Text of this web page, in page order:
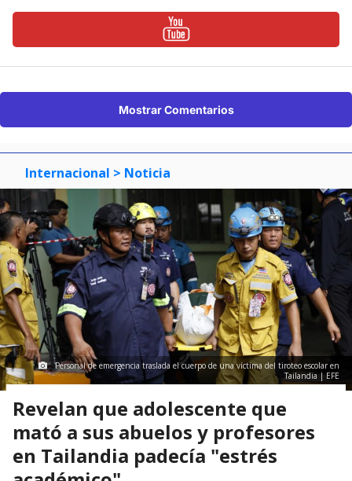
Mostrar Comentarios
Internacional > Noticia
Personal de emergencia traslada el cuerpo de una víctima del tiroteo escolar en
Tailandia | EFE
Revelan que adolescente que
mató a sus abuelos y profesores
en Tailandia padecía "estrés